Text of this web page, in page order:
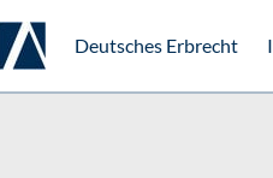
Deutsches Erbrecht